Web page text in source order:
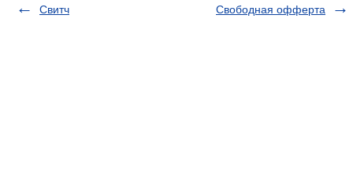
Свитч
Свободная офферта